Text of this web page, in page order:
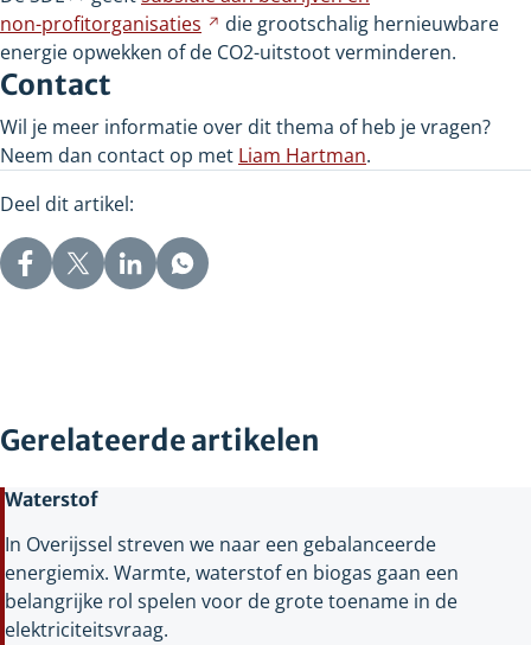
een
andere
non-profitorganisaties
Verwijst
naar
website
die grootschalig hernieuwbare
energie opwekken of de CO2-uitstoot verminderen.
Contact
Wil je meer informatie over dit thema of heb je vragen?
Neem dan contact op met Liam Hartman.
Deel dit artikel:
Gerelateerde artikelen
Waterstof
In Overijssel streven we naar een gebalanceerde
energiemix. Warmte, waterstof en biogas gaan een
belangrijke rol spelen voor de grote toename in de
elektriciteitsvraag.